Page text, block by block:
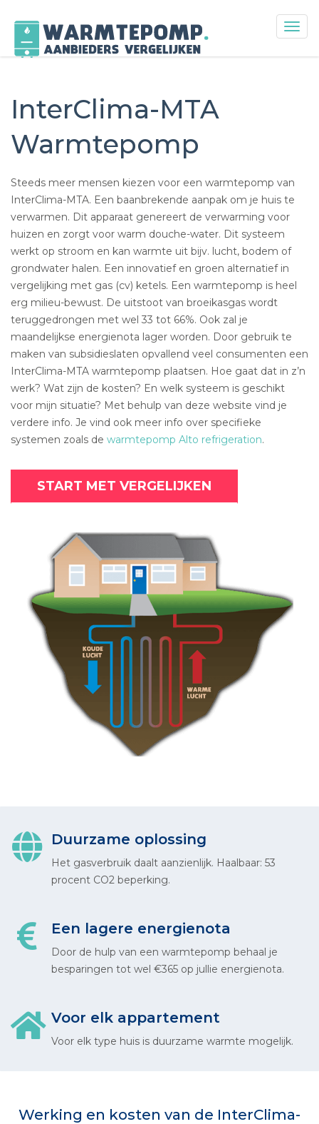
content
InterClima-MTA
Warmtepomp
Steeds meer mensen kiezen voor een warmtepomp van
InterClima-MTA. Een baanbrekende aanpak om je huis te
verwarmen. Dit apparaat genereert de verwarming voor
huizen en zorgt voor warm douche-water. Dit systeem
werkt op stroom en kan warmte uit bijv. lucht, bodem of
grondwater halen. Een innovatief en groen alternatief in
vergelijking met gas (cv) ketels. Een warmtepomp is heel
erg milieu-bewust. De uitstoot van broeikasgas wordt
teruggedrongen met wel 33 tot 66%. Ook zal je
maandelijkse energienota lager worden. Door gebruik te
maken van subsidieslaten opvallend veel consumenten een
InterClima-MTA warmtepomp plaatsen. Hoe gaat dat in z’n
werk? Wat zijn de kosten? En welk systeem is geschikt
voor mijn situatie? Met behulp van deze website vind je
verdere info. Je vind ook meer info over specifieke
systemen zoals de warmtepomp Alto refrigeration.
START MET VERGELIJKEN
Duurzame oplossing
Het gasverbruik daalt aanzienlijk. Haalbaar: 53
procent CO2 beperking.
Een lagere energienota
Door de hulp van een warmtepomp behaal je
besparingen tot wel €365 op jullie energienota.
Voor elk appartement
Voor elk type huis is duurzame warmte mogelijk.
Werking en kosten van de InterClima-